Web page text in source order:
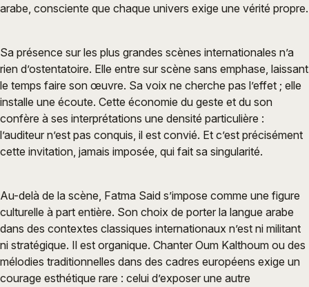
arabe, consciente que chaque univers exige une vérité propre.
Sa présence sur les plus grandes scènes internationales n’a
rien d’ostentatoire. Elle entre sur scène sans emphase, laissant
le temps faire son œuvre. Sa voix ne cherche pas l’effet ; elle
installe une écoute. Cette économie du geste et du son
confère à ses interprétations une densité particulière :
l’auditeur n’est pas conquis, il est convié. Et c’est précisément
cette invitation, jamais imposée, qui fait sa singularité.
Au-delà de la scène, Fatma Said s’impose comme une figure
culturelle à part entière. Son choix de porter la langue arabe
dans des contextes classiques internationaux n’est ni militant
ni stratégique. Il est organique. Chanter Oum Kalthoum ou des
mélodies traditionnelles dans des cadres européens exige un
courage esthétique rare : celui d’exposer une autre